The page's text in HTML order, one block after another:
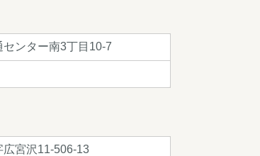
ンター南3丁目10-7
宮沢11-506-13